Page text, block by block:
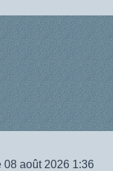
08 août 2026 1:36